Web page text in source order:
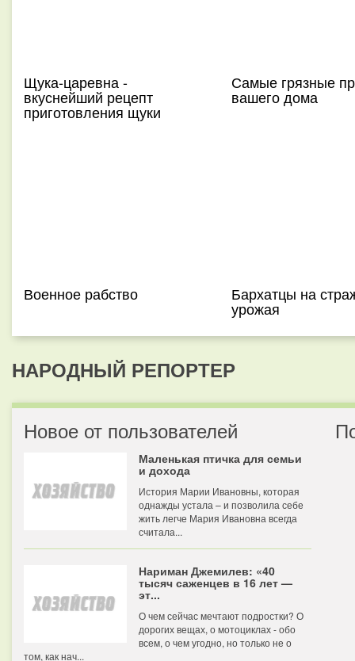
Щука-царевна -
вкуснейший рецепт
приготовления щуки
Самые грязные
вашего дома
Военное рабство Бархатцы на
урожая
НАРОДНЫЙ РЕПОРТЕР
Новое от пользователей
Маленькая птичка для семьи
и дохода
История Марии Ивановны, которая
однажды устала – и позволила себе
жить легче Мария Ивановна всегда
считала...
Нариман Джемилев: «40
тысяч саженцев в 16 лет —
эт...
О чем сейчас мечтают подростки? О
дорогих вещах, о мотоциклах - обо
всем, о чем угодно, но только не о
том, как нач...